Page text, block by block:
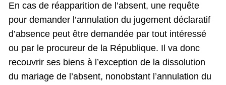
En cas de réapparition de l’absent, une requête
pour demander l’annulation du jugement déclaratif
d’absence peut être demandée par tout intéressé
ou par le procureur de la République. Il va donc
recouvrir ses biens à l’exception de la dissolution
du mariage de l’absent, nonobstant l’annulation du